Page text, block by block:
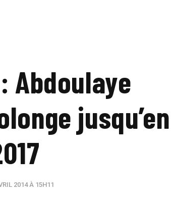
Abdoulaye
jusqu’en
2014 À 15H11